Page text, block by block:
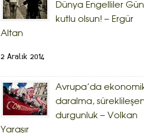
Dünya Engelliler
kutlu olsun! – Ergür
Altan
2 Aralık 2014
Avrupa’da
daralma,
durgunluk – Volkan
Yaraşır